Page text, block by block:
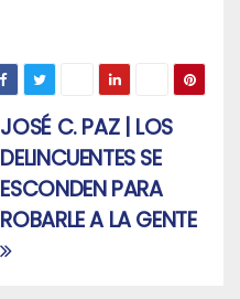
JOSÉ C. PAZ | LOS
DELINCUENTES SE
ESCONDEN PARA
ROBARLE A LA GENTE